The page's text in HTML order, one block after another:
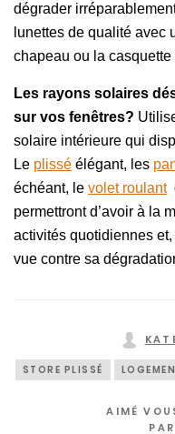
dégrader
lunettes de qualité avec
chapeau ou la
Les rayons solaires
sur vos fenêtres?
solaire intérieure qui
Le plissé élégant, les
échéant, le volet roulant
permettront d’avoir à la
activités quotidiennes
vue contre sa
STORE PLISSÉ
AIMÉ